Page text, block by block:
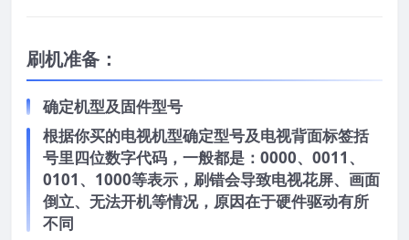
刷机准备：
确定机型及固件型号
根据你买的电视机型确定型号及电视背面标签括
号里四位数字代码，一般都是：0000、0011、
0101、1000等表示，刷错会导致电视花屏、画面
倒立、无法开机等情况，原因在于硬件驱动有所
不同